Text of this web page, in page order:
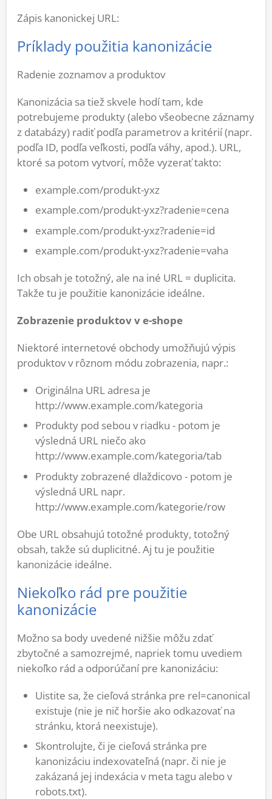
Zápis kanonickej URL:
Príklady použitia kanonizácie
Radenie zoznamov a produktov
Kanonizácia sa tiež skvele hodí tam, kde
potrebujeme produkty (alebo všeobecne záznamy
z databázy) radiť podľa parametrov a kritérií (napr.
podľa ID, podľa veľkosti, podľa váhy, apod.). URL,
ktoré sa potom vytvorí, môže vyzerať takto:
example.com/produkt-yxz
example.com/produkt-yxz?radenie=cena
example.com/produkt-yxz?radenie=id
example.com/produkt-yxz?radenie=vaha
Ich obsah je totožný, ale na iné URL = duplicita.
Takže tu je použitie kanonizácie ideálne.
Zobrazenie produktov v e-shope
Niektoré internetové obchody umožňujú výpis
produktov v rôznom módu zobrazenia, napr.:
Originálna URL adresa je
http://www.example.com/kategoria
Produkty pod sebou v riadku - potom je
výsledná URL niečo ako
http://www.example.com/kategoria/tab
Produkty zobrazené dlaždicovo - potom je
výsledná URL napr.
http://www.example.com/kategorie/row
Obe URL obsahujú totožné produkty, totožný
obsah, takže sú duplicitné. Aj tu je použitie
kanonizácie ideálne.
Niekoľko rád pre použitie
kanonizácie
Možno sa body uvedené nižšie môžu zdať
zbytočné a samozrejmé, napriek tomu uvediem
niekoľko rád a odporúčaní pre kanonizáciu:
Uistite sa, že cieľová stránka pre rel=canonical
existuje (nie je nič horšie ako odkazovať na
stránku, ktorá neexistuje).
Skontrolujte, či je cieľová stránka pre
kanonizáciu indexovateľná (napr. či nie je
zakázaná jej indexácia v meta tagu alebo v
robots.txt).